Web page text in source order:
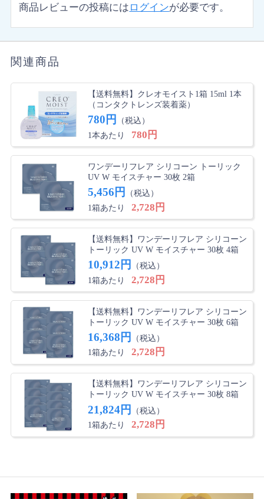
商品レビューの投稿には ログインが必要です。
関連商品
【送料無料】クレオモイスト1箱 15ml 1本
（コンタクトレンズ装着薬）
780円
（税込）
1本あたり
780円
ワンデーリフレア シリコーン トーリック
UV W モイスチャー 30枚 2箱
5,456円
（税込）
1箱あたり
2,728円
【送料無料】ワンデーリフレア シリコーン
トーリック UV W モイスチャー 30枚 4箱
10,912円
（税込）
1箱あたり
2,728円
【送料無料】ワンデーリフレア シリコーン
トーリック UV W モイスチャー 30枚 6箱
16,368円
（税込）
1箱あたり
2,728円
【送料無料】ワンデーリフレア シリコーン
トーリック UV W モイスチャー 30枚 8箱
21,824円
（税込）
1箱あたり
2,728円